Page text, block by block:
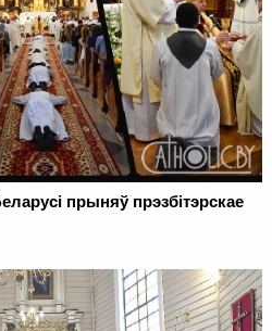
прыняў прэзбітэрскае